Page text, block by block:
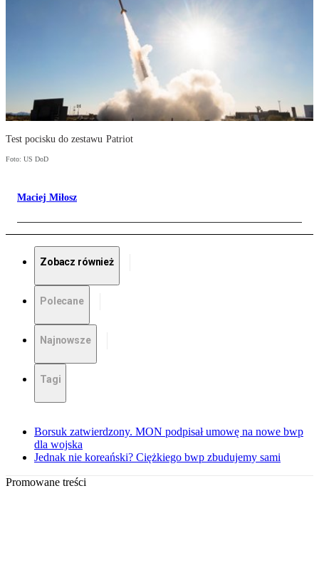
Test pocisku do zestawu Patriot
Foto: US DoD
Maciej Miłosz
Zobacz również
Polecane
Najnowsze
Tagi
Borsuk zatwierdzony. MON podpisał umowę na nowe bwp
dla wojska
Jednak nie koreański? Ciężkiego bwp zbudujemy sami
Promowane treści